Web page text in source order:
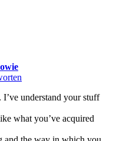
understand your stuff
what you’ve acquired